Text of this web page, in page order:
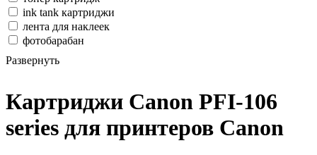
ink tank картриджи
лента для наклеек
фотобарабан
Развернуть
Картриджи Canon PFI-106
series для принтеров Canon